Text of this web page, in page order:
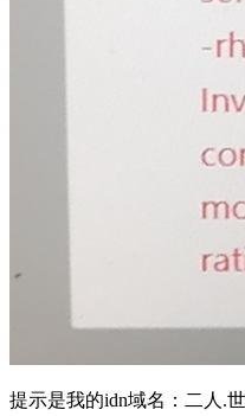
提示是我的idn域名：二人.